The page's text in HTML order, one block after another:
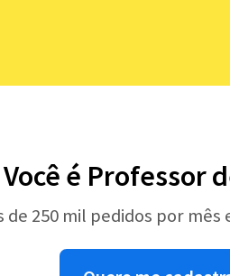
Você é Professor
de 250 mil pedidos por